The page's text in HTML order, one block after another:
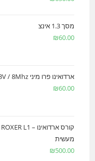
מסך 1.3 אינצ
₪60.00
ארדואינו פרו מיני 3.3V / 8Mhz
₪60.00
מעשית
₪500.00